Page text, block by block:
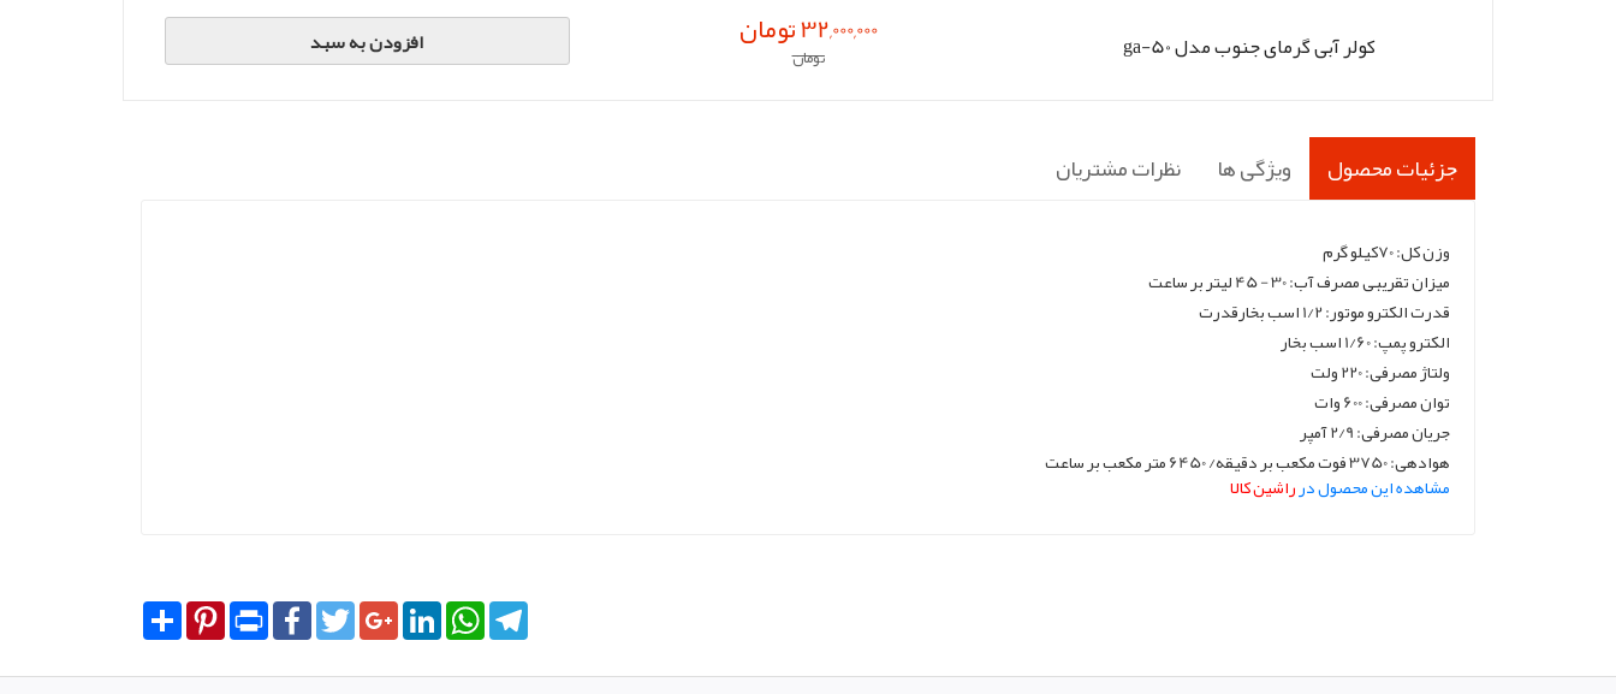
کولر آبی گرمای جنوب مدل ga-50 32,000,000 تومان
تومان افزودن به سبد
جزئیات محصول ویژگی ها نظرات مشتریان
وزن کل: 70کیلو گرم
میزان تقریبی مصرف آب: 30 - 45 لیتر بر ساعت
قدرت الکترو موتور: 1/2 اسب بخارقدرت
الکترو پمپ: 1/60 اسب بخار
ولتاژ مصرفی: 220 ولت
توان مصرفی: 600 وات
جریان مصرفی: 2/9 آمپر
هوادهی: 3750 فوت مکعب بر دقیقه/ 6450 متر مکعب بر ساعت
مشاهده این محصول درراشین کالا
Share PinterestPrint FacebookTwitterGoogle+LinkedInWhatsApp